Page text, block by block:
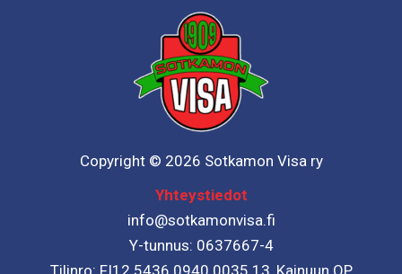
Copyright © 2026 Sotkamon Visa ry
Yhteystiedot
info@sotkamonvisa.fi
Y-tunnus: 0637667-4
Tilinro: FI12 5436 0940 0035 13, Kainuun OP